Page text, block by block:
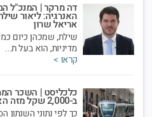
אונליין
06
טעימות תעסוקה - עיר
הרשות העירונית לתעסוקה
אסטרטגית, בשיתוף מכון
אירוע דיגיטלי:
דה מרקר | המנכ"ל
האנרגיה: ליאור
אריאל שרון
שילת, שמכהן כיום
מדיניות, הוא בעל ת...
קראו >
כלכליסט | השכר
ב-2,000 שקל מזה הארצי
כך לפי נתוני השנתון